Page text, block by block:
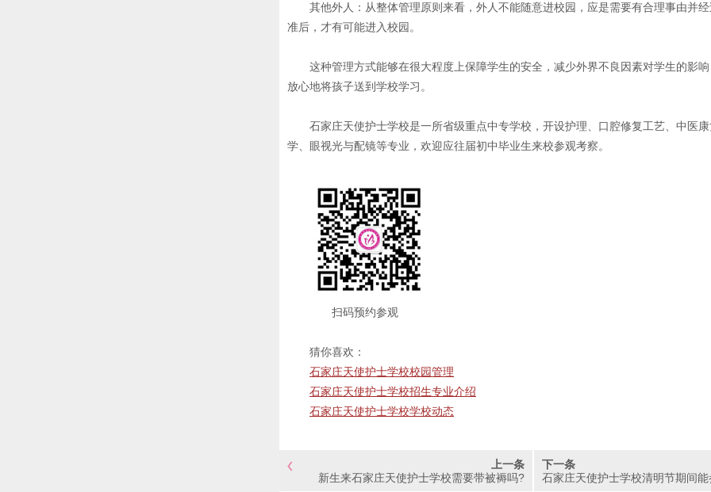
其他外人：从整体管理原则来看，外人不能随意进校园，应是需要有合理事由并
准后，才有可能进入校园。
这种管理方式能够在很大程度上保障学生的安全，减少外界不良因素对学生的影
放心地将孩子送到学校学习。
石家庄天使护士学校是一所省级重点中专学校，开设护理、口腔修复工艺、中医
学、眼视光与配镜等专业，欢迎应往届初中毕业生来校参观考察。
扫码预约参观
猜你喜欢：
石家庄天使护士学校校园管理
石家庄天使护士学校招生专业介绍
石家庄天使护士学校学校动态
上一条
新生来石家庄天使护士学校需要带被褥吗?
下一条
石家庄天使护士学校清明节期间